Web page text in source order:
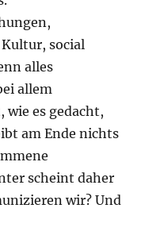
social
alles
allem
wie es gedacht,
am Ende nichts
scheint daher
wir? Und